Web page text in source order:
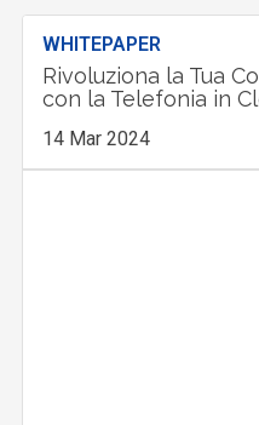
WHITEPAPER
Rivoluziona la Tua
con la Telefonia in
14 Mar 2024